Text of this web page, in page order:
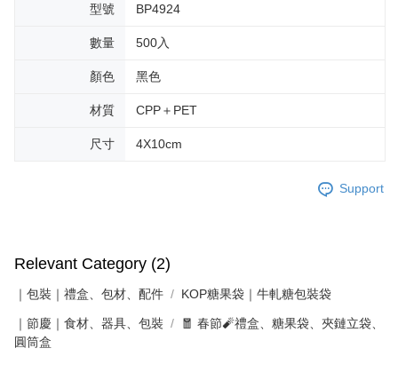
型號 BP4924
數量 500入
顏色 黑色
材質 CPP＋PET
尺寸 4X10cm
Support
Relevant Category (2)
｜包裝｜禮盒、包材、配件 KOP糖果袋｜牛軋糖包裝袋
｜節慶｜食材、器具、包裝
🧧 春節🧨禮盒、糖果袋、夾鏈立袋、
圓筒盒